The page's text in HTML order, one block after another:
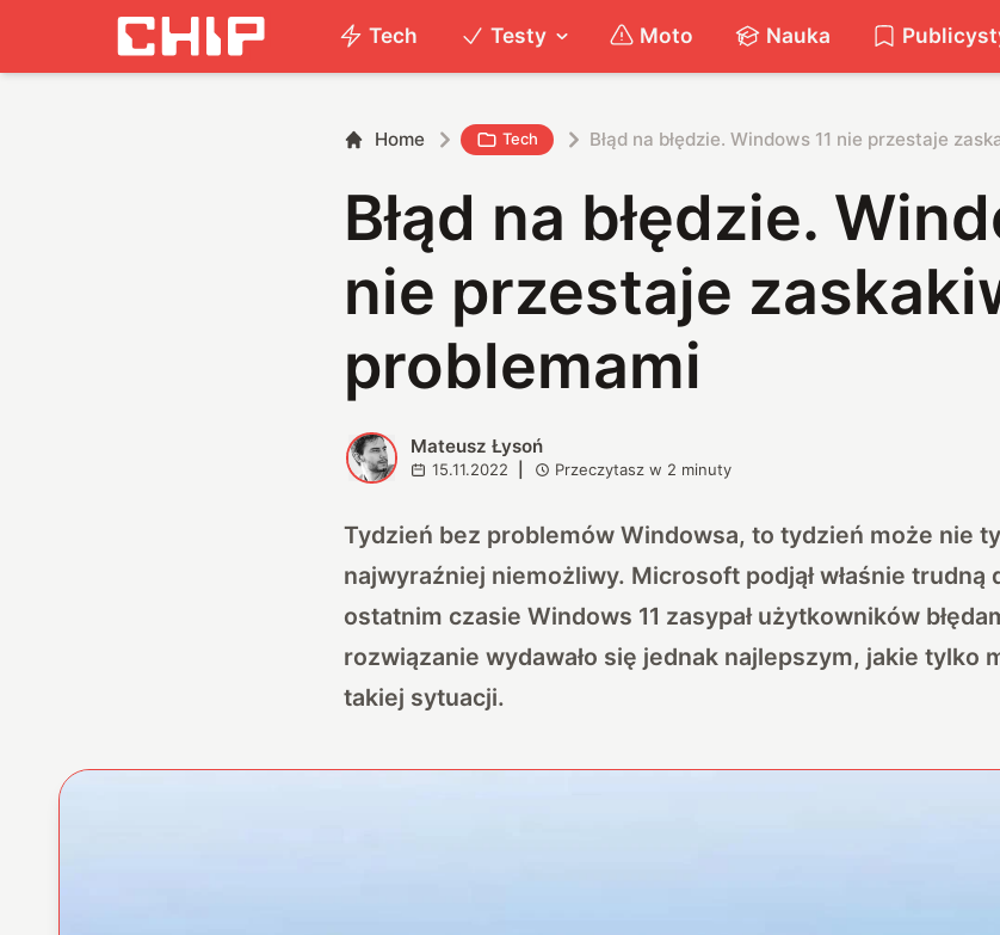
Tech Testy Moto Nauka
Home Tech Błąd na błędzie. Windows 11 nie przestaje
Błąd na błędzie.
nie przestaje
problemami
M Mateusz Łysoń
15.11.2022 Przeczytasz w 2 minuty
Tydzień bez problemów Windowsa, to tydzień może nie
najwyraźniej niemożliwy. Microsoft podjął właśnie trudną
ostatnim czasie Windows 11 zasypał użytkowników
rozwiązanie wydawało się jednak najlepszym, jakie tylko
takiej sytuacji.